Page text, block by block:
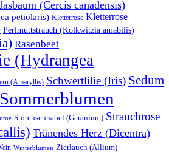
(Cercis canadensis)
petiolaris) Kletterrose Kletterrose
Perlmuttstrauch (Kolkwitzia amabilis)
Rasenbeet
(Hydrangea
(Amaryllis) Schwertlilie (Iris) Sedum
Sommerblumen
Storchschnabel (Geranium) Strauchrose
Tränendes Herz (Dicentra)
Winterblumen Zierlauch (Allium)